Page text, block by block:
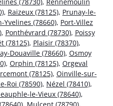
, Raizeux (78125), Prunay-le-
Yvelines (78660), Port-Villez
, Ponthévrard (78730), Poissy
(78125), Plaisir (78370),
Douaville (78660), Osmoy
, Orphin (78125), Orgeval
(78125), Oinville-sur-
Roi (78590), Nézel (78410),
le-Vieux (78640),